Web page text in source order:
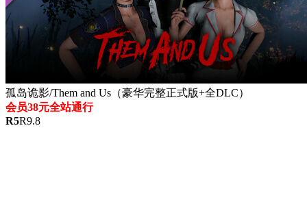
孤岛诡影/Them and Us（豪华完整正式版+全DLC）
会员38元全站通行
R5R9.8